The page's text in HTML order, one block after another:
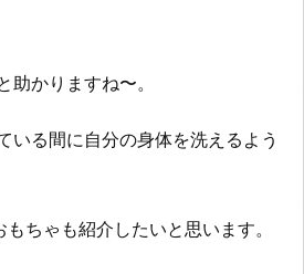
助かりますね〜。
いる間に自分の身体を洗えるよう
ちゃも紹介したいと思います。